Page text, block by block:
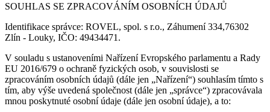
SOUHLAS SE ZPRACOVÁNÍM OSOBNÍCH ÚDAJŮ
Identifikace správce: ROVEL, spol. s r.o., Záhumení 334,76302
Zlín - Louky, IČO: 49434471.
V souladu s ustanoveními Nařízení Evropského parlamentu a Rady
EU 2016/679 o ochraně fyzických osob, v souvislosti se
zpracováním osobních údajů (dále jen „Nařízení“) souhlasím tímto s
tím, aby výše uvedená společnost (dále jen „správce“) zpracovávala
mnou poskytnuté osobní údaje (dále jen osobní údaje), a to: